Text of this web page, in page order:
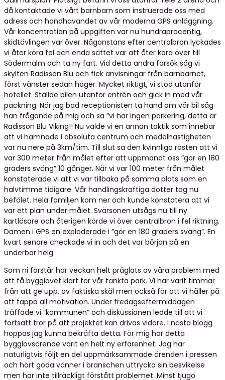
då kontaktade vi vårt barnbarn som instruerade oss med
adress och handhavandet av vår moderna GPS anläggning.
Vår koncentration på uppgiften var nu hundraprocentig,
skidtävlingen var över. Någonstans efter centralbron lyckades
vi åter köra fel och enda sättet var att åter köra över till
Södermalm och ta ny fart. Vid detta andra försök såg vi
skylten Radisson Blu och fick anvisningar från barnbarnet,
först vänster sedan höger. Mycket riktigt, vi stod utanför
hotellet. Ställde bilen utanför entrén och gick in med vår
packning. När jag bad receptionisten ta hand om vår bil såg
han frågande på mig och sa ”vi har ingen parkering, detta är
Radisson Blu Viking!! Nu valde vi en annan taktik som innebar
att vi hamnade i absoluta centrum och medelhastigheten
var nu nere på 3km/tim. Till slut sa den kvinnliga rösten att vi
var 300 meter från målet efter att uppmanat oss ”gör en 180
graders sväng” 10 gånger. När vi var 100 meter från målet
konstaterade vi att vi var tillbaka på samma plats som en
halvtimme tidigare. Vår handlingskraftiga dotter tog nu
befälet. Hela familjen kom ner och kunde konstatera att vi
var ett plan under målet. Svärsonen utsågs nu till ny
kartläsare och återigen körde vi över centralbron i fel riktning.
Damen i GPS en exploderade i ”gör en 180 graders sväng”. En
kvart senare checkade vi in och det var början på en
underbar helg.
Som ni förstår har veckan helt präglats av våra problem med
att få bygglovet klart för vår tänkta park. Vi har varit timmar
från att ge upp, av faktiska skäl men också för att vi håller på
att tappa all motivation. Under fredagseftermiddagen
träffade vi ”kommunen” och diskussionen ledde till att vi
fortsatt tror på att projektet kan drivas vidare. I nästa blogg
hoppas jag kunna bekräfta detta. För mig har detta
bygglovsärende varit en helt ny erfarenhet. Jag har
naturligtvis följt en del uppmärksammade ärenden i pressen
och hört goda vänner i branschen uttrycka sin besvikelse
men har inte tillräckligt förstått problemet. Minst tjugo